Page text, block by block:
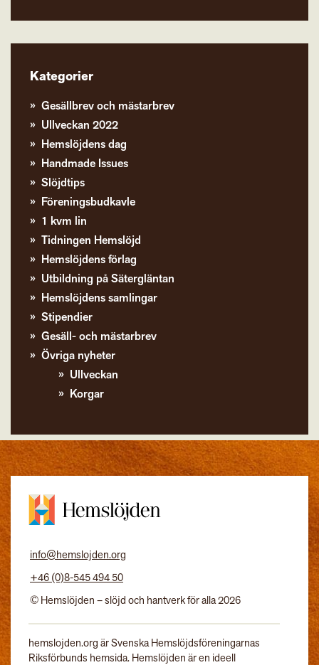
Kategorier
Gesällbrev och mästarbrev
Ullveckan 2022
Hemslöjdens dag
Handmade Issues
Slöjdtips
Föreningsbudkavle
1 kvm lin
Tidningen Hemslöjd
Hemslöjdens förlag
Utbildning på Sätergläntan
Hemslöjdens samlingar
Stipendier
Gesäll- och mästarbrev
Övriga nyheter
Ullveckan
Korgar
info@hemslojden.org
+46 (0)8-545 494 50
© Hemslöjden – slöjd och hantverk för alla 2026
hemslojden.org är Svenska Hemslöjdsföreningarnas
Riksförbunds hemsida. Hemslöjden är en ideell